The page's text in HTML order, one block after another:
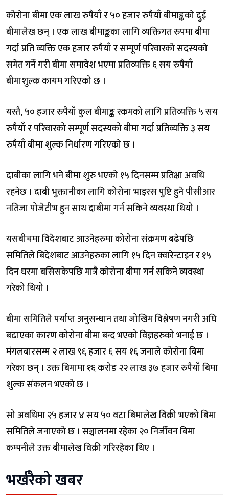
कोरोना बीमा एक लाख रुपैयाँ र ५० हजार रुपैयाँ बीमाङ्कको दुई
बीमालेख छन् । एक लाख बीमाङ्कका लागि व्यक्तिगत रुपमा बीमा
गर्दा प्रति व्यक्ति एक हजार रुपैयाँ र सम्पूर्ण परिवारको सदस्यको
समेत गर्ने गरी बीमा समावेश भएमा प्रतिव्यक्ति ६ सय रुपैयाँ
बीमाशुल्क कायम गरिएको छ ।
यस्तै, ५० हजार रुपैयाँ कुल बीमाङ्क रकमको लागि प्रतिव्यक्ति ५ सय
रुपैयाँ र परिवारको सम्पूर्ण सदस्यको बीमा गर्दा प्रतिव्यक्ति ३ सय
रुपैयाँ बीमा शुल्क निर्धारण गरिएको छ ।
दाबीका लागि भने बीमा शुरु भएको १५ दिनसम्म प्रतिक्षा अवधि
रहनेछ । दाबी भुक्तानीका लागि कोरोना भाइरस पुष्टि हुने पीसीआर
नतिजा पोजेटीभ हुन साथ दाबीमा गर्न सकिने व्यवस्था थियो ।
यसबीचमा विदेशबाट आउनेहरुमा कोरोना संक्रमण बढेपछि
समितिले बिदेशबाट आउनेहरुका लागि १५ दिन क्वारेन्टाइन र १५
दिन घरमा बसिसकेपछि मात्रै कोरोना बीमा गर्न सकिने व्यवस्था
गरेको थियो ।
बीमा समितिले पर्याप्त अनुसन्धान तथा जोखिम विश्लेषण नगरी अघि
बढाएका कारण कोरोना बीमा बन्द भएको विज्ञहरुको भनाई छ ।
मंगलबारसम्म २ लाख ९६ हजार ६ सय १६ जनाले कोरोना बिमा
गरेका छन् । उक्त बिमामा १६ करोड २२ लाख ३७ हजार रुपैयाँ बिमा
शुल्क संकलन भएको छ ।
सो अवधिमा २५ हजार ४ सय ५० वटा बिमालेख विक्री भएको बिमा
समितिले जनाएको छ । सञ्चालनमा रहेका २० निर्जीवन बिमा
कम्पनीले उक्त बीमालेख विक्री गरिरहेका थिए ।
भर्खरैको खबर